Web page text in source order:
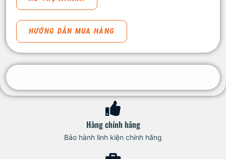
HƯỚNG DẪN MUA HÀNG
Hàng chính hãng
Bảo hành linh kiện chính hãng